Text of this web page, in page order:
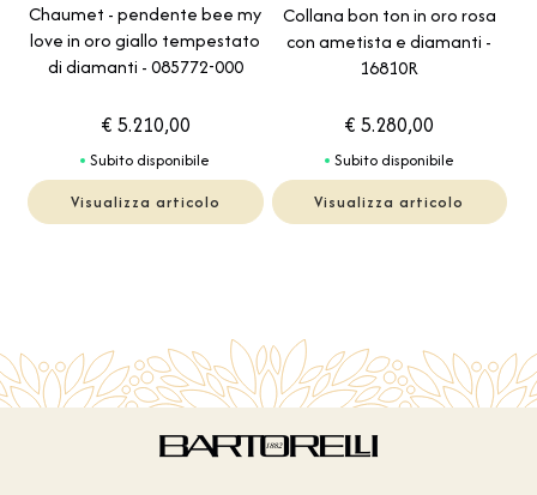
Chaumet - pendente bee my
love in oro giallo tempestato
di diamanti - 085772-000
€ 5.210,00
Subito disponibile
Visualizza articolo
Collana bon ton in oro rosa
con ametista e diamanti -
16810R
€ 5.280,00
Subito disponibile
Visualizza articolo